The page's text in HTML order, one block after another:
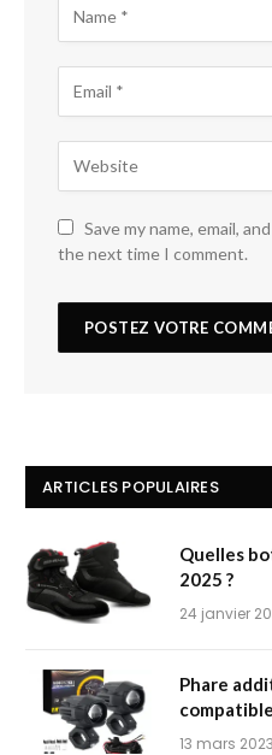
Save my name, email,
the next time I comment.
ARTICLES POPULAIRES
Quelles
2025 ?
24 janvier
Phare
13 mars 2023